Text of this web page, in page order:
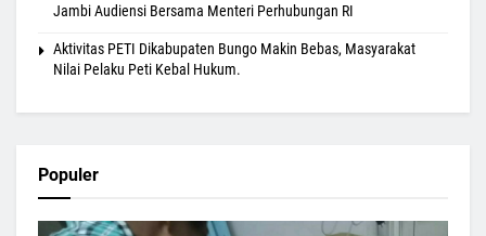
Jambi Audiensi Bersama Menteri Perhubungan RI
Aktivitas PETI Dikabupaten Bungo Makin Bebas, Masyarakat
Nilai Pelaku Peti Kebal Hukum.
Populer